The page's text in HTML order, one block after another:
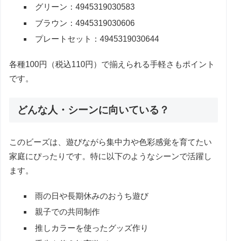
グリーン：4945319030583
ブラウン：4945319030606
プレートセット：4945319030644
各種100円（税込110円）で揃えられる手軽さもポイント
です。
どんな人・シーンに向いている？
このビーズは、遊びながら集中力や色彩感覚を育てたい
家庭にぴったりです。特に以下のようなシーンで活躍し
ます。
雨の日や長期休みのおうち遊び
親子での共同制作
推しカラーを使ったグッズ作り